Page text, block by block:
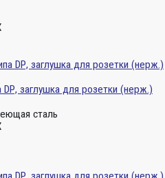
заглушка для розетки (нерж.)
сталь